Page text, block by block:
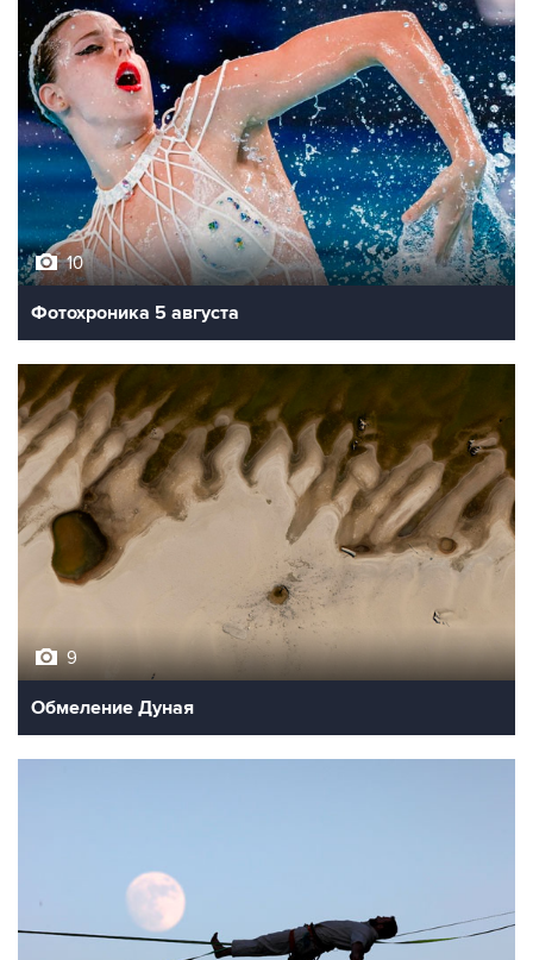
10
Фотохроника 5 августа
9
Обмеление Дуная